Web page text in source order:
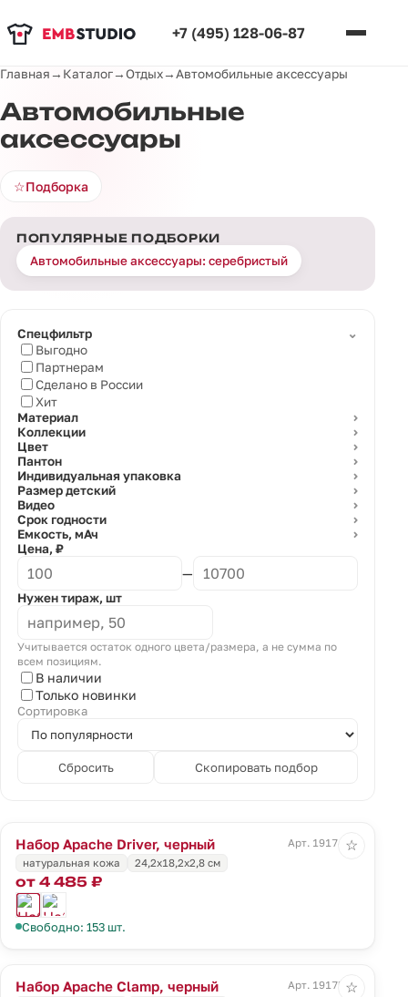
+7 (495) 128-06-87
Главная→ Каталог→Отдых→Автомобильные аксессуары
Автомобильные
аксессуары
☆Подборка
ПОПУЛЯРНЫЕ ПОДБОРКИ
Автомобильные аксессуары: серебристый
Спецфильтр
⌄
Выгодно
Партнерам
Сделано в России
Хит
Материал
⌄
Коллекции ⌄
Цвет ⌄
Пантон ⌄
Индивидуальная упаковка ⌄
Размер детский ⌄
Видео ⌄
Срок годности ⌄
Емкость, мАч ⌄
Цена, ₽
—
Нужен тираж, шт
Учитывается остаток одного цвета/размера, а не сумма по
всем позициям.
В наличии
Только новинки
Сортировка
Сбросить Скопировать подбор
Набор Apache Driver, черный
Арт. 19174.30
натуральная кожа
24,2х18,2х2,8 см
от 4 485 ₽
Свободно: 153 шт.
☆
Набор Apache Clamp, черный
Арт. 19175.30
☆